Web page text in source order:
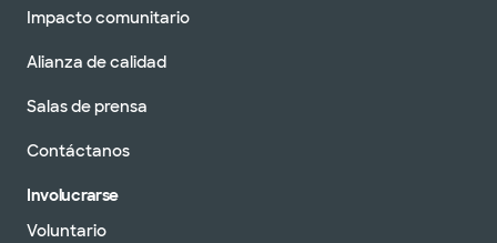
Impacto comunitario
Alianza de calidad
Salas de prensa
Contáctanos
Involucrarse
Voluntario